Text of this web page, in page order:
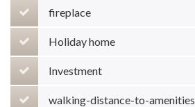
fireplace
Holiday home
Investment
walking-distance-to-amenities